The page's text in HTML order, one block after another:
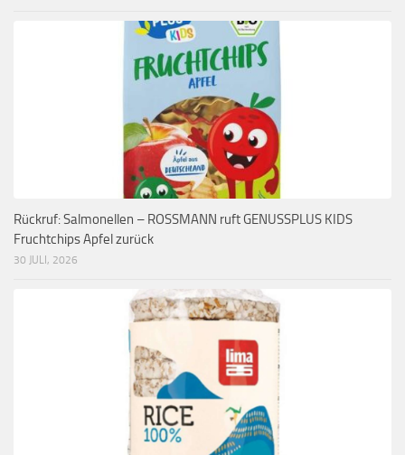
Rückruf: Salmonellen – ROSSMANN ruft GENUSSPLUS KIDS
Fruchtchips Apfel zurück
30 JULI, 2026